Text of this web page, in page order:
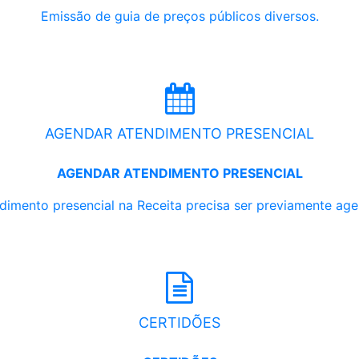
Emissão de guia de preços públicos diversos.
AGENDAR ATENDIMENTO PRESENCIAL
AGENDAR ATENDIMENTO PRESENCIAL
presencial na Receita precisa ser previamente
CERTIDÕES